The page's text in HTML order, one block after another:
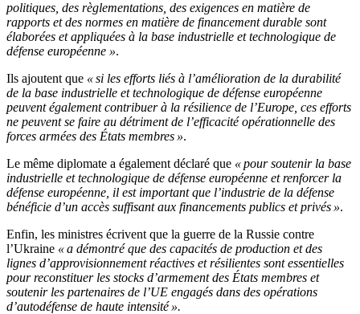
politiques, des règlementations, des exigences en matière de
rapports et des normes en matière de financement durable sont
élaborées et appliquées à la base industrielle et technologique de
défense européenne ».
Ils ajoutent que « si les efforts liés à l’amélioration de la durabilité
de la base industrielle et technologique de défense européenne
peuvent également contribuer à la résilience de l’Europe, ces efforts
ne peuvent se faire au détriment de l’efficacité opérationnelle des
forces armées des États membres ».
Le même diplomate a également déclaré que « pour soutenir la base
industrielle et technologique de défense européenne et renforcer la
défense européenne, il est important que l’industrie de la défense
bénéficie d’un accès suffisant aux financements publics et privés ».
Enfin, les ministres écrivent que la guerre de la Russie contre
l’Ukraine « a démontré que des capacités de production et des
lignes d’approvisionnement réactives et résilientes sont essentielles
pour reconstituer les stocks d’armement des États membres et
soutenir les partenaires de l’UE engagés dans des opérations
d’autodéfense de haute intensité ».